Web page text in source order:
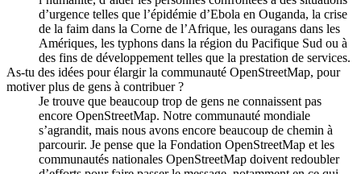
d’urgence telles que l’épidémie d’Ebola en Ouganda, la crise
de la faim dans la Corne de l’Afrique, les ouragans dans les
Amériques, les typhons dans la région du Pacifique Sud ou à
des fins de développement telles que la prestation de services.
As-tu des idées pour élargir la communauté OpenStreetMap, pour
motiver plus de gens à contribuer ?
Je trouve que beaucoup trop de gens ne connaissent pas
encore OpenStreetMap. Notre communauté mondiale
s’agrandit, mais nous avons encore beaucoup de chemin à
parcourir. Je pense que la Fondation OpenStreetMap et les
communautés nationales OpenStreetMap doivent redoubler